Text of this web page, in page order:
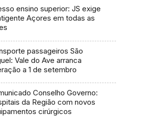
ensino superior: JS exige
Açores em todas as
passageiros São
Vale do Ave arranca
a 1 de setembro
Conselho Governo:
da Região com novos
cirúrgicos